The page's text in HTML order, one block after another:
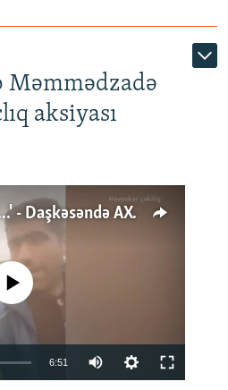
Məmmədzadə
aksiyası
'Məni təpiklədilər ki...' - Daşkəsəndə AXCP fəalının yaxınları onun həbsinə etiraz edirlər
currently available
6:51